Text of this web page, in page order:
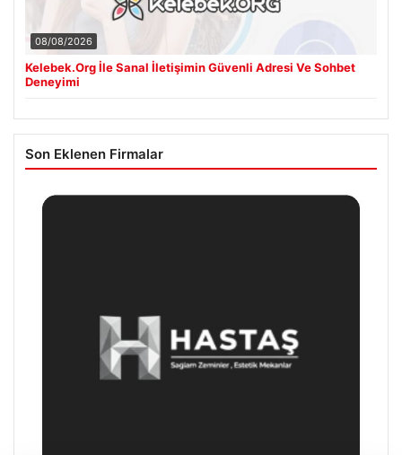
08/08/2026
Kelebek.Org İle Sanal İletişimin Güvenli Adresi Ve Sohbet
Deneyimi
Son Eklenen Firmalar